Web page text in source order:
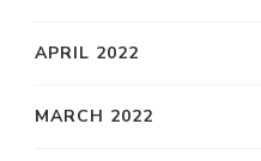
APRIL 2022
MARCH 2022